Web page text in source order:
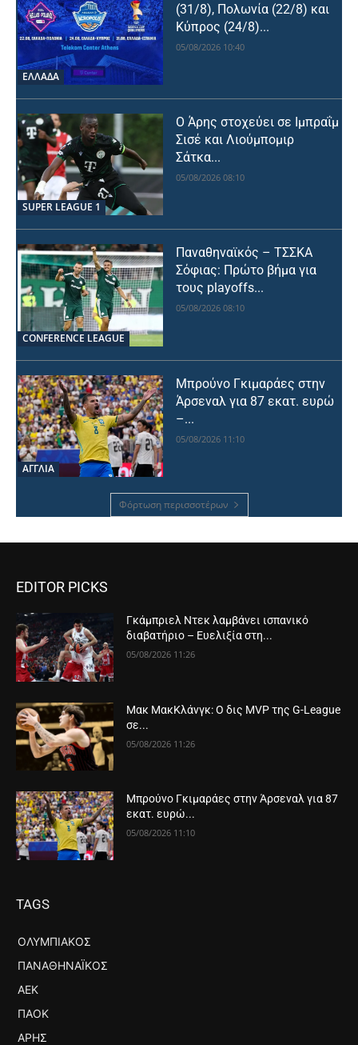
ΕΛΛΑΔΑ
(31/8), Πολωνία (22/8) και
Κύπρος (24/8)...
05/08/2026 10:40
SUPER LEAGUE 1
Ο Άρης στοχεύει σε Ιμπραΐμ
Σισέ και Λιούμπομιρ
Σάτκα...
05/08/2026 08:10
CONFERENCE LEAGUE
Παναθηναϊκός – ΤΣΣΚΑ
Σόφιας: Πρώτο βήμα για
τους playoffs...
05/08/2026 08:10
ΑΓΓΛΙΑ
Μπρούνο Γκιμαράες στην
Άρσεναλ για 87 εκατ. ευρώ
–...
05/08/2026 11:10
Φόρτωση περισσοτέρων
EDITOR PICKS
Γκάμπριελ Ντεκ λαμβάνει ισπανικό
διαβατήριο – Ευελιξία στη...
05/08/2026 11:26
Μακ ΜακΚλάνγκ: Ο δις MVP της G-League
σε...
05/08/2026 11:26
Μπρούνο Γκιμαράες στην Άρσεναλ για 87
εκατ. ευρώ...
05/08/2026 11:10
TAGS
ΟΛΥΜΠΙΑΚΌΣ
ΠΑΝΑΘΗΝΑΪΚΌΣ
ΑΕΚ
ΠΑΟΚ
ΆΡΗΣ